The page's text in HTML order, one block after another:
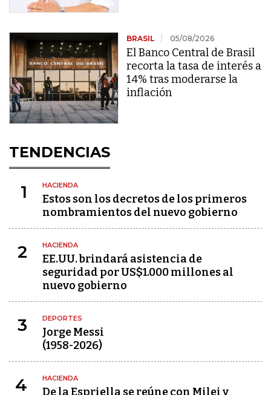
BRASIL 05/08/2026
El Banco Central de Brasil
recorta la tasa de interés a
14% tras moderarse la
inflación
TENDENCIAS
1 HACIENDA
Estos son los decretos de los primeros
nombramientos del nuevo gobierno
2 HACIENDA
EE.UU. brindará asistencia de
seguridad por US$1.000 millones al
nuevo gobierno
3 DEPORTES
Jorge Messi
(1958-2026)
4 HACIENDA
De la Espriella se reúne con Milei y